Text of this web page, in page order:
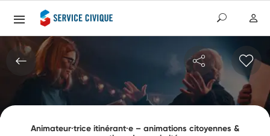
Animateur·trice itinérant·e – animations citoyennes &